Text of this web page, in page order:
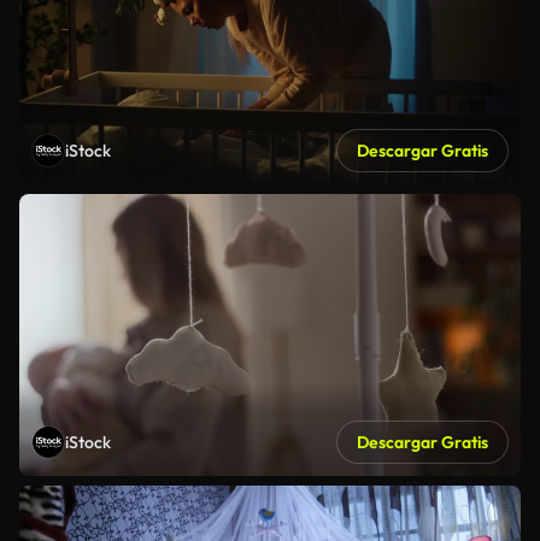
iStock Descargar Gratis
iStock Descargar Gratis